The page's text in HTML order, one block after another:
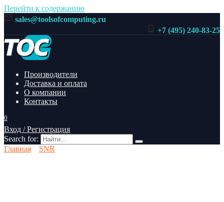
Перейти к содержанию
sales@toolsofcomputing.ru
+7 (495) 240-83-25
Производители
Доставка и оплата
О компании
Контакты
0
Вход / Регистрация
Search for:
Главная
SNR